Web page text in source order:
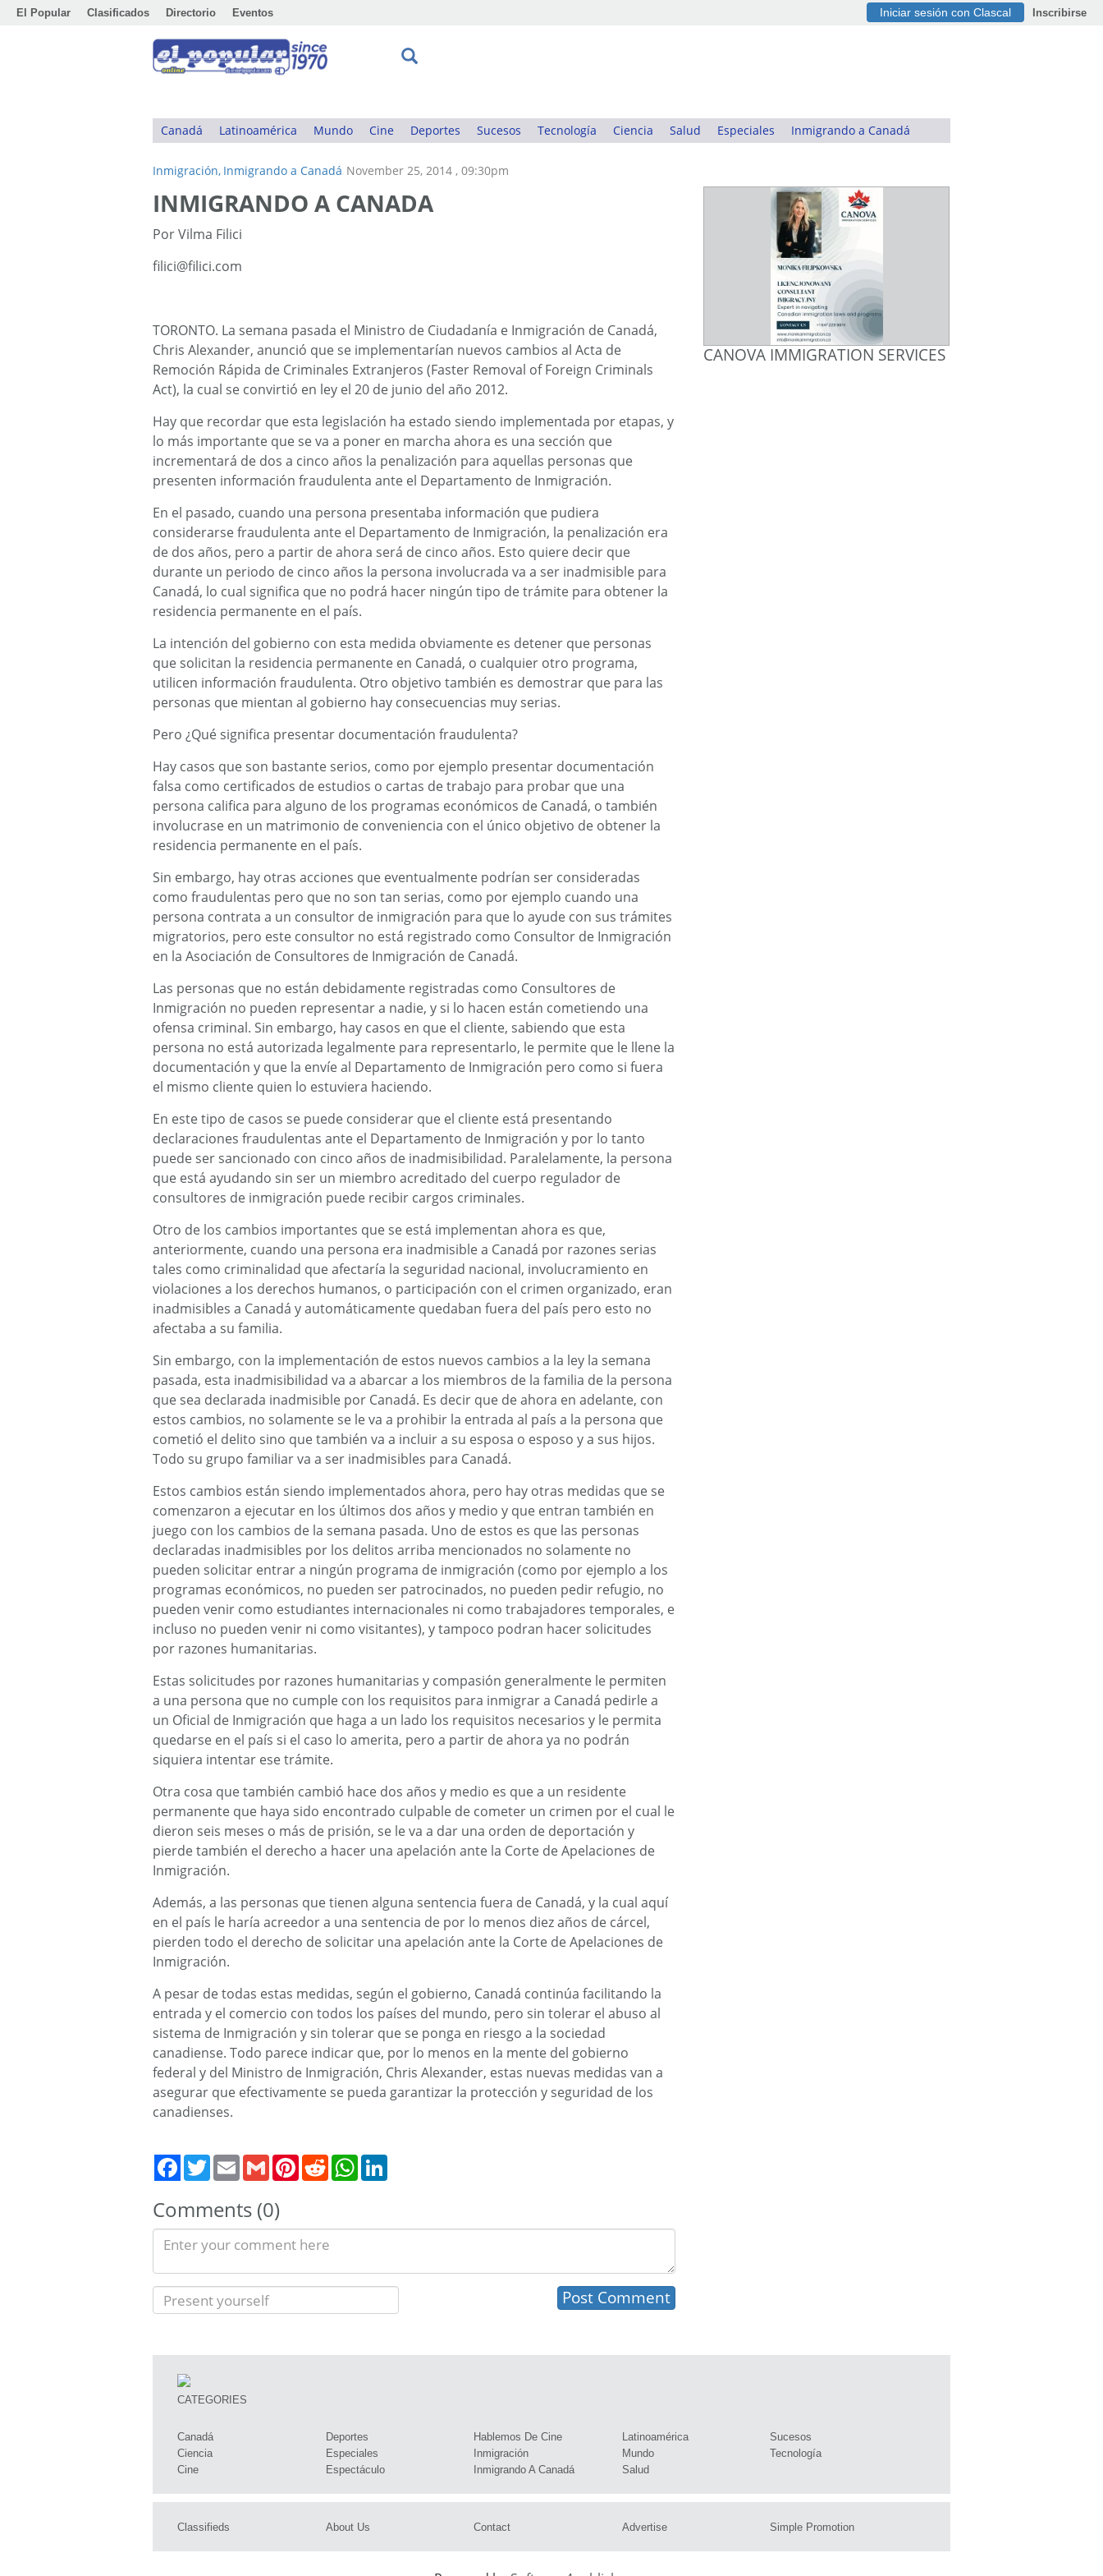
El Popular Clasificados Directorio Eventos Iniciar sesión con Clascal Inscribirse
Canadá Latinoamérica Mundo Cine Deportes Sucesos Tecnología Ciencia Salud Especiales Inmigrando a Canadá
Inmigración, Inmigrando a Canadá November 25, 2014 , 09:30pm
INMIGRANDO A CANADA
Por Vilma Filici
filici@filici.com
TORONTO. La semana pasada el Ministro de Ciudadanía e Inmigración de Canadá,
Chris Alexander, anunció que se implementarían nuevos cambios al Acta de
Remoción Rápida de Criminales Extranjeros (Faster Removal of Foreign Criminals
Act), la cual se convirtió en ley el 20 de junio del año 2012.
Hay que recordar que esta legislación ha estado siendo implementada por etapas, y
lo más importante que se va a poner en marcha ahora es una sección que
incrementará de dos a cinco años la penalización para aquellas personas que
presenten información fraudulenta ante el Departamento de Inmigración.
En el pasado, cuando una persona presentaba información que pudiera
considerarse fraudulenta ante el Departamento de Inmigración, la penalización era
de dos años, pero a partir de ahora será de cinco años. Esto quiere decir que
durante un periodo de cinco años la persona involucrada va a ser inadmisible para
Canadá, lo cual significa que no podrá hacer ningún tipo de trámite para obtener la
residencia permanente en el país.
La intención del gobierno con esta medida obviamente es detener que personas
que solicitan la residencia permanente en Canadá, o cualquier otro programa,
utilicen información fraudulenta. Otro objetivo también es demostrar que para las
personas que mientan al gobierno hay consecuencias muy serias.
Pero ¿Qué significa presentar documentación fraudulenta?
Hay casos que son bastante serios, como por ejemplo presentar documentación
falsa como certificados de estudios o cartas de trabajo para probar que una
persona califica para alguno de los programas económicos de Canadá, o también
involucrase en un matrimonio de conveniencia con el único objetivo de obtener la
residencia permanente en el país.
Sin embargo, hay otras acciones que eventualmente podrían ser consideradas
como fraudulentas pero que no son tan serias, como por ejemplo cuando una
persona contrata a un consultor de inmigración para que lo ayude con sus trámites
migratorios, pero este consultor no está registrado como Consultor de Inmigración
en la Asociación de Consultores de Inmigración de Canadá.
Las personas que no están debidamente registradas como Consultores de
Inmigración no pueden representar a nadie, y si lo hacen están cometiendo una
ofensa criminal. Sin embargo, hay casos en que el cliente, sabiendo que esta
persona no está autorizada legalmente para representarlo, le permite que le llene la
documentación y que la envíe al Departamento de Inmigración pero como si fuera
el mismo cliente quien lo estuviera haciendo.
En este tipo de casos se puede considerar que el cliente está presentando
declaraciones fraudulentas ante el Departamento de Inmigración y por lo tanto
puede ser sancionado con cinco años de inadmisibilidad. Paralelamente, la persona
que está ayudando sin ser un miembro acreditado del cuerpo regulador de
consultores de inmigración puede recibir cargos criminales.
Otro de los cambios importantes que se está implementan ahora es que,
anteriormente, cuando una persona era inadmisible a Canadá por razones serias
tales como criminalidad que afectaría la seguridad nacional, involucramiento en
violaciones a los derechos humanos, o participación con el crimen organizado, eran
inadmisibles a Canadá y automáticamente quedaban fuera del país pero esto no
afectaba a su familia.
Sin embargo, con la implementación de estos nuevos cambios a la ley la semana
pasada, esta inadmisibilidad va a abarcar a los miembros de la familia de la persona
que sea declarada inadmisible por Canadá. Es decir que de ahora en adelante, con
estos cambios, no solamente se le va a prohibir la entrada al país a la persona que
cometió el delito sino que también va a incluir a su esposa o esposo y a sus hijos.
Todo su grupo familiar va a ser inadmisibles para Canadá.
Estos cambios están siendo implementados ahora, pero hay otras medidas que se
comenzaron a ejecutar en los últimos dos años y medio y que entran también en
juego con los cambios de la semana pasada. Uno de estos es que las personas
declaradas inadmisibles por los delitos arriba mencionados no solamente no
pueden solicitar entrar a ningún programa de inmigración (como por ejemplo a los
programas económicos, no pueden ser patrocinados, no pueden pedir refugio, no
pueden venir como estudiantes internacionales ni como trabajadores temporales, e
incluso no pueden venir ni como visitantes), y tampoco podran hacer solicitudes
por razones humanitarias.
Estas solicitudes por razones humanitarias y compasión generalmente le permiten
a una persona que no cumple con los requisitos para inmigrar a Canadá pedirle a
un Oficial de Inmigración que haga a un lado los requisitos necesarios y le permita
quedarse en el país si el caso lo amerita, pero a partir de ahora ya no podrán
siquiera intentar ese trámite.
Otra cosa que también cambió hace dos años y medio es que a un residente
permanente que haya sido encontrado culpable de cometer un crimen por el cual le
dieron seis meses o más de prisión, se le va a dar una orden de deportación y
pierde también el derecho a hacer una apelación ante la Corte de Apelaciones de
Inmigración.
Además, a las personas que tienen alguna sentencia fuera de Canadá, y la cual aquí
en el país le haría acreedor a una sentencia de por lo menos diez años de cárcel,
pierden todo el derecho de solicitar una apelación ante la Corte de Apelaciones de
Inmigración.
A pesar de todas estas medidas, según el gobierno, Canadá continúa facilitando la
entrada y el comercio con todos los países del mundo, pero sin tolerar el abuso al
sistema de Inmigración y sin tolerar que se ponga en riesgo a la sociedad
canadiense. Todo parece indicar que, por lo menos en la mente del gobierno
federal y del Ministro de Inmigración, Chris Alexander, estas nuevas medidas van a
asegurar que efectivamente se pueda garantizar la protección y seguridad de los
canadienses.
TwitterEmail Gmail PinterestRedditWhatsApp
Comments (0)
CANOVA IMMIGRATION SERVICES
CATEGORIES
Canadá
Ciencia
Cine
Deportes
Especiales
Espectáculo
Hablemos De Cine
Inmigración
Inmigrando A Canadá
Latinoamérica
Mundo
Salud
Sucesos
Tecnología
Classifieds About Us Contact Advertise Simple Promotion